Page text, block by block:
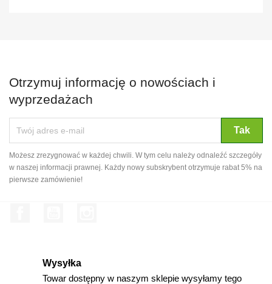
Otrzymuj informację o nowościach i
wyprzedażach
Możesz zrezygnować w każdej chwili. W tym celu należy odnaleźć szczegóły
w naszej informacji prawnej. Każdy nowy subskrybent otrzymuje rabat 5% na
pierwsze zamówienie!
Wysyłka
Towar dostępny w naszym sklepie wysyłamy tego